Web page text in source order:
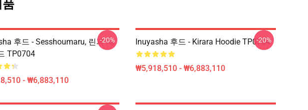
품
후드 - Sesshoumaru, 린과 재
TP0704
- ₩6,883,110
-20% Inuyasha 후드 - Kirara Hoodie TP0704
₩5,918,510 - ₩6,883,110
-20%